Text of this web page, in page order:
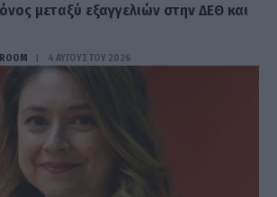
μεταξύ εξαγγελιών στην ΔΕΘ και
4 ΑΥΓΟΎΣΤΟΥ 2026